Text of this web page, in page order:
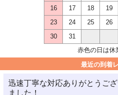
16
17 18 19
23
24 25 26
30
31
赤色の日は休
最近の到着
迅速丁寧な対応ありがとうご
ました！